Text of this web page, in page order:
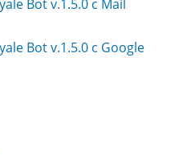
Bot v.1.5.0 с Mail
Bot v.1.5.0 с Google